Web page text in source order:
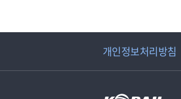
개인정보처리방침